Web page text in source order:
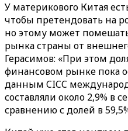
У материкового Китая
чтобы претендовать на
но этому может
рынка страны от
Герасимов: «При этом
финансовом рынке пока
данным CICC
составляли около 2,9% в
сравнению с долей в